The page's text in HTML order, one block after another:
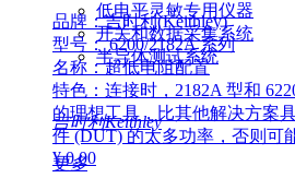
低电平灵敏专用仪器
开关和数据采集系统
半导体测试系统
吉时利Keithley
更多
品牌：吉时利(Keithley)
型号： 6200/2182A 系列
名称：超低电阻配置
特色：连接时，2182A 型和
的理想工具，比其他解决方案
件 (DUT) 的太多功率，否则可
¥ 0.00